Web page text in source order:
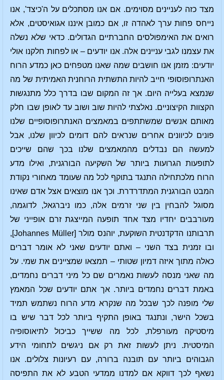
מצד כזה לעניינים מסוימים. אם אנו מסתכלים על ה'כיצד', אנו
נייחס פחות ערך לאהדה זו, אם כמובן איננו אגואיסטים, אלא
רואים את האימפולסים החברתיים הגדולים. כדאי שלא נשלה
את עצמנו לגבי עניינים אלה. אנו יודעים – או לפחות חלקנו אולי
יודעים: מזמן אנו חושבים שמה שאנו מטפחים כאן כמדע הרוח
האנתרופוסופי חייב להיות התשתית הרוחנית האמיתית של מה
שנמצא בעלייה היום. אך זה המקום שבו בדרך כלל מתנגשות
הקצוות הקיצוניים. נאלצתי להיות שוב ושוב עד לאופן שבו חלק
מאותם אנשים שמשתתפים במאמצים האנתרופוסופיים שלנו
פונים לכיוונים אחרים שנראים להם דומים לכיוון שלנו, אבל
למעשה הם נבדלים מהמאמצים שלנו בכך שהם שייכים
לתופעות הגרועות ביותר של השקיעה הבורגנית, ואילו מדע
הרוח מלכתחילה התנגד בתוקף לכל מה שעומד מאחורי נקודת
המבט הבורגנית המתדרדרת. וכך אנו מוצאים אצל אדם שאינו
מסוגל להבחין בין שני זרמים אלה, כמו ניברגאל, לדוגמה,
מעורבבים יחדיו מצד אחד תופעה המייצגת זרם אופייני של
תרבותנו הדקדנטית השוקעת, יוהנס מולר [Johannes Müller],
ובו זמנית בצד השני – ואתם יודעים שאני לא אומר דברים
כאלה מתוך איזה דמיון שטותי – תמצאו שמציינים את שמי. על
מה שאני מנסה לעשות נאמרים שם כל מיני דברים נחמדים,
באמת דברים נחמדים ביותר. אך אתם יודעים שכל המאמץ
שלי מופנה לכך שבכל מה שנקרא מדע הרוח נשתמש תמיד
בשכל הישר, ונתנגד באופן התקיף ביותר לכל דבר שיש בו
מיסטיקה מעורפלת, לכל מה ששייך כביכול לתיאוסופיה
המיסטית. ניתן לעשות זאת רק אם ניגשים לתחומי הידע
הגבוהים ביותר עם תובנה ברורה, עם רעיונות צלולים. אנו
נשאף לכך דווקא אם למדנו ממדעי הטבע לא את התפיסה